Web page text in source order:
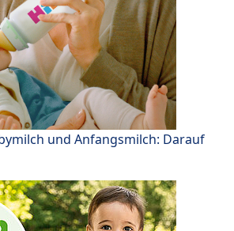
und Anfangsmilch: Darauf